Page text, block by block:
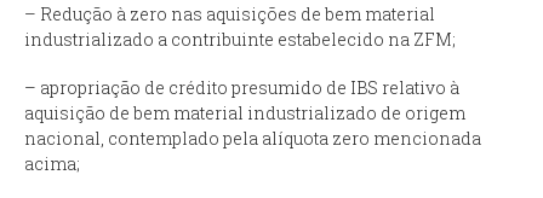
– Redução à zero nas aquisições de bem material
industrializado a contribuinte estabelecido na ZFM;
– apropriação de crédito presumido de IBS relativo à
aquisição de bem material industrializado de origem
nacional, contemplado pela alíquota zero mencionada
acima;